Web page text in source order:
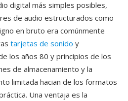
digital más simples posibles,
de audio estructurados como
en bruto era comúnmente
tarjetas de sonido y
los años 80 y principios de los
de almacenamiento y la
limitada hacian de los formatos
Una ventaja es la